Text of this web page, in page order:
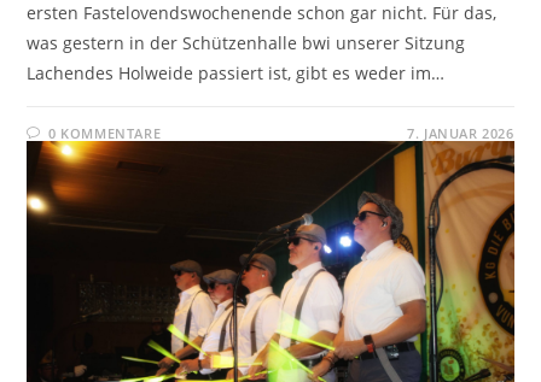
ersten Fastelovendswochenende schon gar nicht. Für das,
was gestern in der Schützenhalle bwi unserer Sitzung
Lachendes Holweide passiert ist, gibt es weder im…
0 KOMMENTARE 7. JANUAR 2026